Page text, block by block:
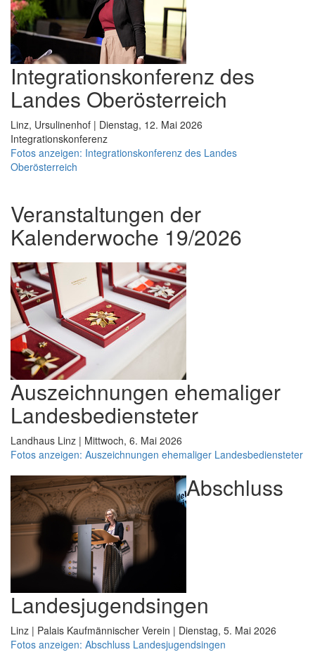
Integrationskonferenz des
Landes Oberösterreich
Linz, Ursulinenhof | Dienstag, 12. Mai 2026
Integrationskonferenz
Fotos anzeigen: Integrationskonferenz des Landes
Oberösterreich
Veranstaltungen der
Kalenderwoche 19/2026
Auszeichnungen ehemaliger
Landesbediensteter
Landhaus Linz | Mittwoch, 6. Mai 2026
Fotos anzeigen: Auszeichnungen ehemaliger Landesbediensteter
Abschluss
Landesjugendsingen
Linz | Palais Kaufmännischer Verein | Dienstag, 5. Mai 2026
Fotos anzeigen: Abschluss Landesjugendsingen